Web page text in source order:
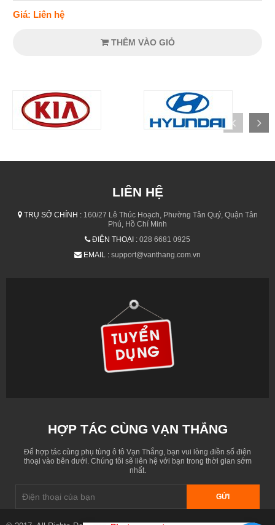
Giá: Liên hệ
THÊM VÀO GIỎ
LIÊN HỆ
TRỤ SỞ CHÍNH :160/27 Lê Thúc Hoạch, Phường Tân Quý, Quận Tân
Phú, Hồ Chí Minh
ĐIỆN THOẠI : 028 6681 0925
EMAIL : support@vanthang.com.vn
HỢP TÁC CÙNG VẠN THẮNG
Để hợp tác cùng phụ tùng ô tô Vạn Thắng, bạn vui lòng điền số điện
thoại vào bên dưới. Chúng tôi sẽ liên hệ với bạn trong thời gian sớm
nhất.
GỬI